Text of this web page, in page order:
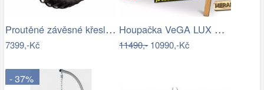
Proutěné závěsné křeslo Lena, hnědý rám…
7399,-Kč
Houpačka VeGA LUX GREEN Mdum
11490,-10990,-Kč
- 37%